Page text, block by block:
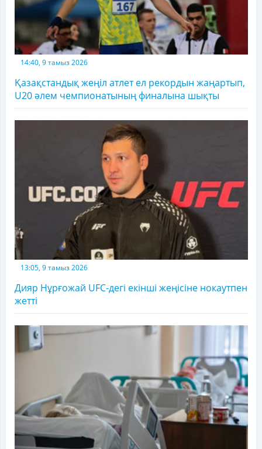
14:40, 9 тамыз 2026
Қазақстандық жеңіл атлет ел рекордын жаңартып,
U20 әлем чемпионатының финалына шықты
13:05, 9 тамыз 2026
Дияр Нұрғожай UFC-дегі екінші жеңісіне нокаутпен
жетті